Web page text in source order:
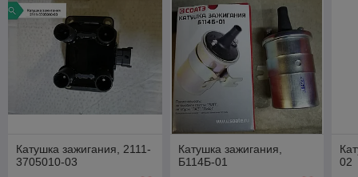
Катушка зажигания, 2111-
3705010-03
Катушка зажигания,
Б114Б-01
02